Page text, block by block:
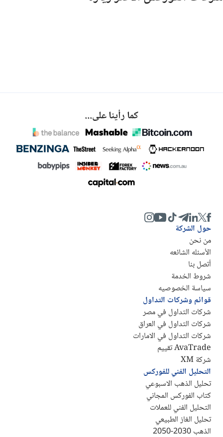
كما رأينا على...
حول الشركة
من نحن
الأسئله الشائعه
أتصل بنا
شروط الخدمة
سياسة الخصوصيه
قوائم وشركات التداول
شركات التداول في مصر
شركات التداول في العراق
شركات التداول في الامارات
AvaTrade تقييم
شركة XM
التحليل الفني للفوركس
تحليل الذهب الاسبوعي
كتاب الفوركس المجاني
التحليل الفني للعملات
تحليل الغاز الطبيعي
الذهب 2030-2050